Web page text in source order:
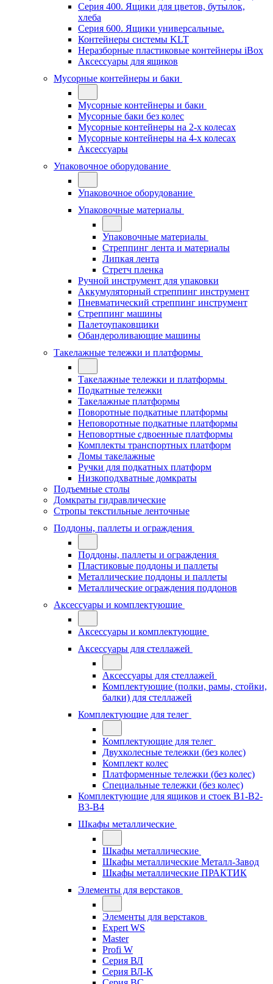
Серия 400. Ящики для цветов, бутылок,
хлеба
Серия 600. Ящики универсальные.
Контейнеры системы KLT
Неразборные пластиковые контейнеры iBox
Аксессуары для ящиков
Мусорные контейнеры и баки
Мусорные контейнеры и баки
Мусорные баки без колес
Мусорные контейнеры на 2-х колесах
Мусорные контейнеры на 4-х колесах
Аксессуары
Упаковочное оборудование
Упаковочное оборудование
Упаковочные материалы
Упаковочные материалы
Стреппинг лента и материалы
Липкая лента
Стретч пленка
Ручной инструмент для упаковки
Аккумуляторный стреппинг инструмент
Пневматический стреппинг инструмент
Стреппинг машины
Палетоупаковщики
Обандероливающие машины
Такелажные тележки и платформы
Такелажные тележки и платформы
Подкатные тележки
Такелажные платформы
Поворотные подкатные платформы
Неповоротные подкатные платформы
Неповортные сдвоенные платформы
Комплекты транспортных платформ
Ломы такелажные
Ручки для подкатных платформ
Низкоподхватные домкраты
Подъемные столы
Домкраты гидравлические
Стропы текстильные ленточные
Поддоны, паллеты и ограждения
Поддоны, паллеты и ограждения
Пластиковые поддоны и паллеты
Металлические поддоны и паллеты
Металлические ограждения поддонов
Аксессуары и комплектующие
Аксессуары и комплектующие
Аксессуары для стеллажей
Аксессуары для стеллажей
Комплектующие (полки, рамы, стойки,
балки) для стеллажей
Комплектующие для телег
Комплектующие для телег
Двухколесные тележки (без колес)
Комплект колес
Платформенные тележки (без колес)
Специальные тележки (без колес)
Комплектующие для ящиков и стоек В1-В2-
В3-В4
Шкафы металлические
Шкафы металлические
Шкафы металлические Металл-Завод
Шкафы металлические ПРАКТИК
Элементы для верстаков
Элементы для верстаков
Expert WS
Master
Profi W
Серия ВЛ
Серия ВЛ-К